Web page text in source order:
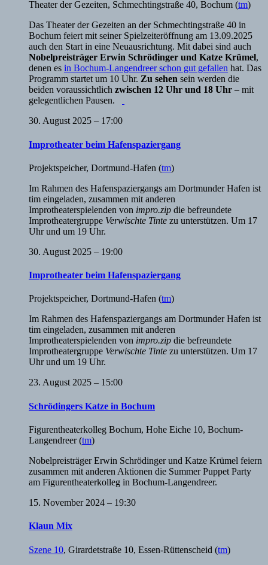
Theater der Gezeiten, Schmechtingstraße 40, Bochum (tm)
Das Theater der Gezeiten an der Schmechtingstraße 40 in
Bochum feiert mit seiner Spielzeiteröffnung am 13.09.2025
auch den Start in eine Neuausrichtung. Mit dabei sind auch
Nobelpreisträger Erwin Schrödinger und Katze Krümel,
denen es in Bochum-Langendreer schon gut gefallen hat. Das
Programm startet um 10 Uhr. Zu sehen sein werden die
beiden voraussichtlich zwischen 12 Uhr und 18 Uhr – mit
gelegentlichen Pausen.
30. August 2025 – 17:00
Improtheater beim Hafenspaziergang
Projektspeicher, Dortmund-Hafen (tm)
Im Rahmen des Hafenspaziergangs am Dortmunder Hafen ist
tim eingeladen, zusammen mit anderen
Improtheaterspielenden von impro.zip die befreundete
Improtheatergruppe Verwischte Tinte zu unterstützen. Um 17
Uhr und um 19 Uhr.
30. August 2025 – 19:00
Improtheater beim Hafenspaziergang
Projektspeicher, Dortmund-Hafen (tm)
Im Rahmen des Hafenspaziergangs am Dortmunder Hafen ist
tim eingeladen, zusammen mit anderen
Improtheaterspielenden von impro.zip die befreundete
Improtheatergruppe Verwischte Tinte zu unterstützen. Um 17
Uhr und um 19 Uhr.
23. August 2025 – 15:00
Schrödingers Katze in Bochum
Figurentheaterkolleg Bochum, Hohe Eiche 10, Bochum-
Langendreer (tm)
Nobelpreisträger Erwin Schrödinger und Katze Krümel feiern
zusammen mit anderen Aktionen die Summer Puppet Party
am Figurentheaterkolleg in Bochum-Langendreer.
15. November 2024 – 19:30
Klaun Mix
Szene 10, Girardetstraße 10, Essen-Rüttenscheid (tm)